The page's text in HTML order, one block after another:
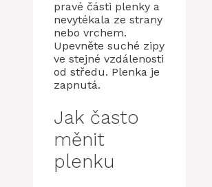
pravé části plenky a
nevytékala ze strany
nebo vrchem.
Upevněte suché zipy
ve stejné vzdálenosti
od středu. Plenka je
zapnutá.
Jak často
měnit
plenku